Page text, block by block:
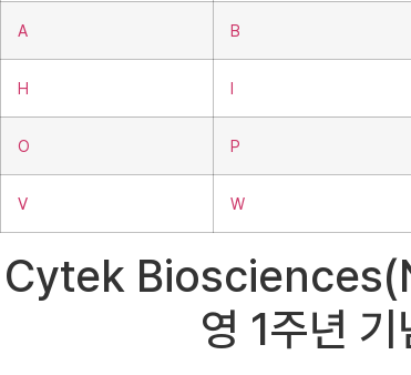
A B
H I
O P
V W
Cytek
영 1주년